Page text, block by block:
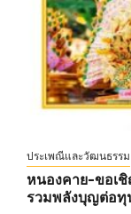
ประเพณีและวัฒนธรรม
หนองคาย-ขอเ
รวมพลังบุญต่อทุ